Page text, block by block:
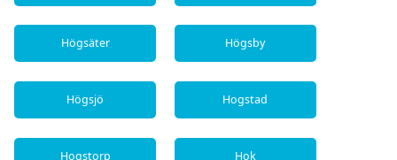
Högsäter Högsby
Högsjö Hogstad
Hogstorp Hok